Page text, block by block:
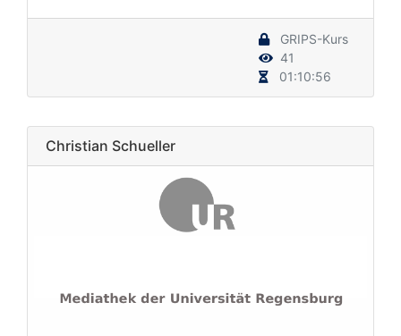
GRIPS-Kurs
41
01:10:56
Christian Schueller